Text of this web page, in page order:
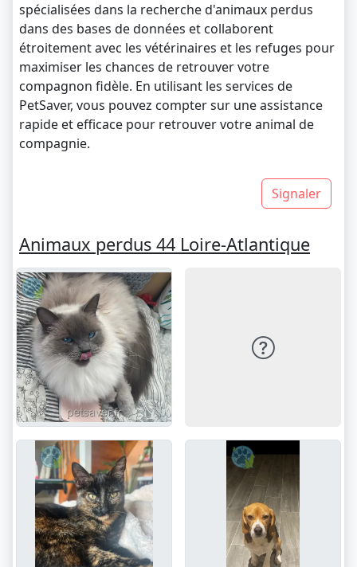
spécialisées dans la recherche d'animaux perdus
dans des bases de données et collaborent
étroitement avec les vétérinaires et les refuges pour
maximiser les chances de retrouver votre
compagnon fidèle. En utilisant les services de
PetSaver, vous pouvez compter sur une assistance
rapide et efficace pour retrouver votre animal de
compagnie.
Signaler
Animaux perdus 44 Loire-Atlantique